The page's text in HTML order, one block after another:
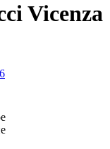
Vicenza